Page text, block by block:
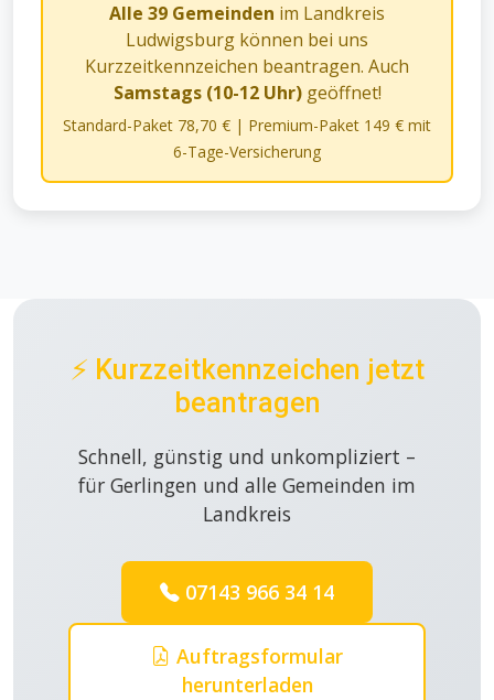
Alle 39 Gemeinden im Landkreis
Ludwigsburg können bei uns
Kurzzeitkennzeichen beantragen. Auch
Samstags (10-12 Uhr)geöffnet!
Standard-Paket 78,70 € | Premium-Paket 149 € mit
6-Tage-Versicherung
⚡ Kurzzeitkennzeichen jetzt
beantragen
Schnell, günstig und unkompliziert –
für Gerlingen und alle Gemeinden im
Landkreis
07143 966 34 14
Auftragsformular
herunterladen